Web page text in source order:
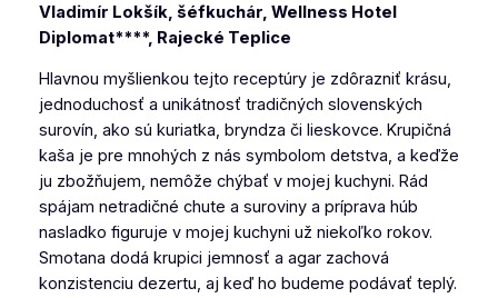
Vladimír Lokšík, šéfkuchár, Wellness Hotel
Diplomat****, Rajecké Teplice
Hlavnou myšlienkou tejto receptúry je zdôrazniť krásu,
jednoduchosť a unikátnosť tradičných slovenských
surovín, ako sú kuriatka, bryndza či lieskovce. Krupičná
kaša je pre mnohých z nás symbolom detstva, a keďže
ju zbožňujem, nemôže chýbať v mojej kuchyni. Rád
spájam netradičné chute a suroviny a príprava húb
nasladko figuruje v mojej kuchyni už niekoľko rokov.
Smotana dodá krupici jemnosť a agar zachová
konzistenciu dezertu, aj keď ho budeme podávať teplý.